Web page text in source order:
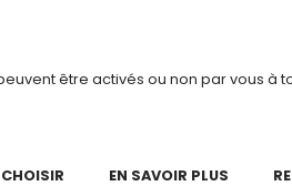
3 au 28 août 2026, TDI passe en
être activés ou non par vous à
CHOISIR EN SAVOIR PLUS